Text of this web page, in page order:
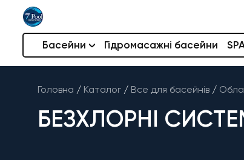
Басейни Гідромасажні басейни
Головна / Каталог / Все для басейнів /
БЕЗХЛОРНІ